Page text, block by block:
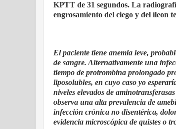
KPTT de 31 segundos. La
engrosamiento del ciego y del íleon
El paciente tiene anemia leve,
de sangre. Alternativamente una
tiempo de protrombina prolongado
liposolubles, en cuyo caso yo
niveles elevados de
observa una alta prevalencia de
infección crónica no disentérica,
evidencia microscópica de quistes o